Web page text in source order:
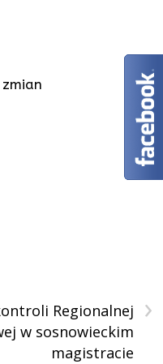
zmian
›
Regionalnej
w sosnowieckim
magistracie